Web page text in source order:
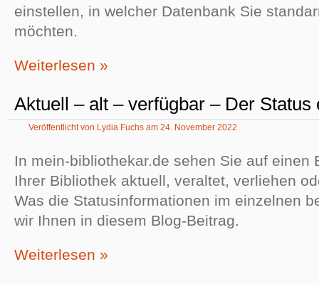
einstellen, in welcher Datenbank Sie
möchten.
Weiterlesen »
Aktuell – alt – verfügbar – Der Status
Veröffentlicht von Lydia Fuchs am 24. November 2022
In mein-bibliothekar.de sehen Sie auf einen
Ihrer Bibliothek aktuell, veraltet, verliehen
Was die Statusinformationen im einzelnen
wir Ihnen in diesem Blog-Beitrag.
Weiterlesen »